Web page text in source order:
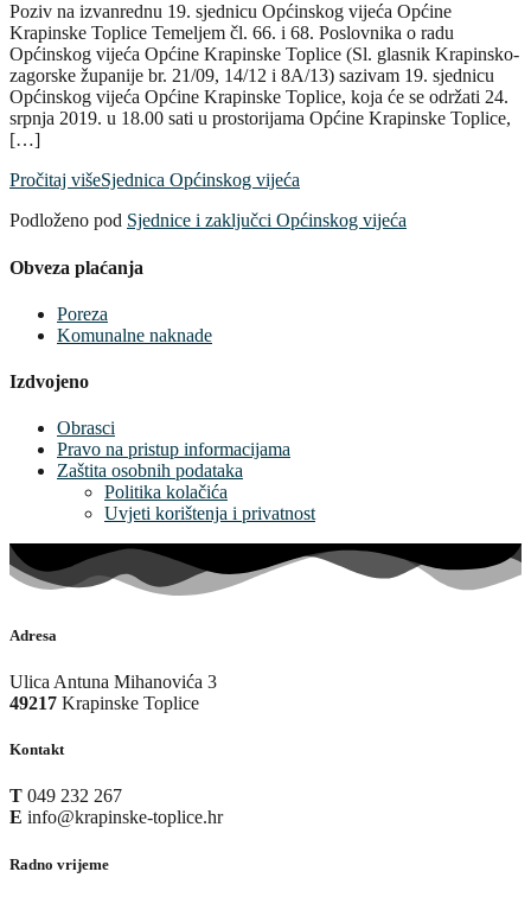
Poziv na izvanrednu 19. sjednicu Općinskog vijeća Općine
Krapinske Toplice Temeljem čl. 66. i 68. Poslovnika o radu
Općinskog vijeća Općine Krapinske Toplice (Sl. glasnik Krapinsko-
zagorske županije br. 21/09, 14/12 i 8A/13) sazivam 19. sjednicu
Općinskog vijeća Općine Krapinske Toplice, koja će se održati 24.
srpnja 2019. u 18.00 sati u prostorijama Općine Krapinske Toplice,
[…]
Pročitaj višeSjednica Općinskog vijeća
Podloženo pod Sjednice i zaključci Općinskog vijeća
Obveza plaćanja
Poreza
Komunalne naknade
Izdvojeno
Obrasci
Pravo na pristup informacijama
Zaštita osobnih podataka
Politika kolačića
Uvjeti korištenja i privatnost
Adresa
Ulica Antuna Mihanovića 3
49217 Krapinske Toplice
Kontakt
T 049 232 267
E info@krapinske-toplice.hr
Radno vrijeme